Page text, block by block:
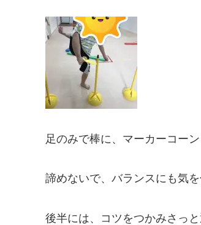
足のみで棒に、マーカーコーン
諦めないで、バランスにも気
後半には、コツをつかみさっ